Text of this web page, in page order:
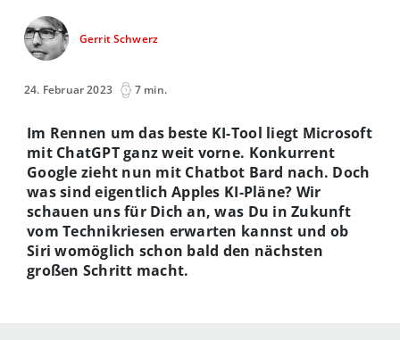
Gerrit Schwerz
24. Februar 2023 7 min.
Im Rennen um das beste KI-Tool liegt Microsoft
mit ChatGPT ganz weit vorne. Konkurrent
Google zieht nun mit Chatbot Bard nach. Doch
was sind eigentlich Apples KI-Pläne? Wir
schauen uns für Dich an, was Du in Zukunft
vom Technikriesen erwarten kannst und ob
Siri womöglich schon bald den nächsten
großen Schritt macht.